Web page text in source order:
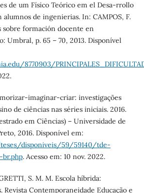
de um Físico Teórico em el Desa-rrollo
alumnos de ingenierias. In: CAMPOS, F.
sobre formación docente en
Umbral, p. 65 – 70, 2013. Disponível
8770903/
imaginar-criar: investigações
de ciências nas séries iniciais. 2016.
em Ciências) – Universidade de
2016. Disponível em:
disponiveis/59/59140/tde-
br.php. Acesso em: 10 nov. 2022.
S. M. M. Escola híbrida:
Revista Contemporaneidade Educação e